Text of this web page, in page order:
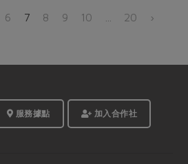
6 7 8 9 10 20 ›
服務據點 加入合作社